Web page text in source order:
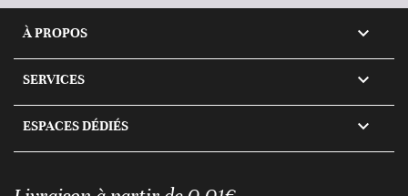
À PROPOS 
SERVICES 
ESPACES DÉDIÉS 